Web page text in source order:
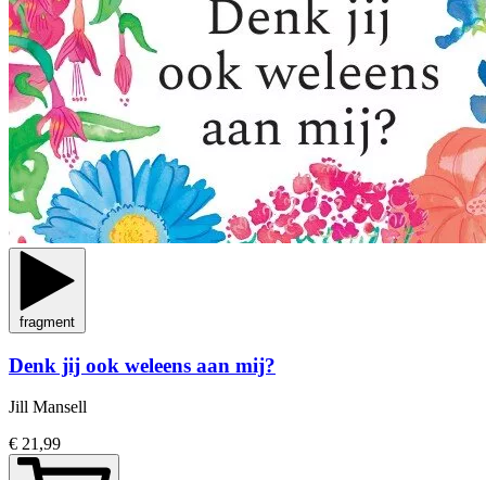
fragment
Denk jij ook weleens aan mij?
Jill Mansell
€ 21,99